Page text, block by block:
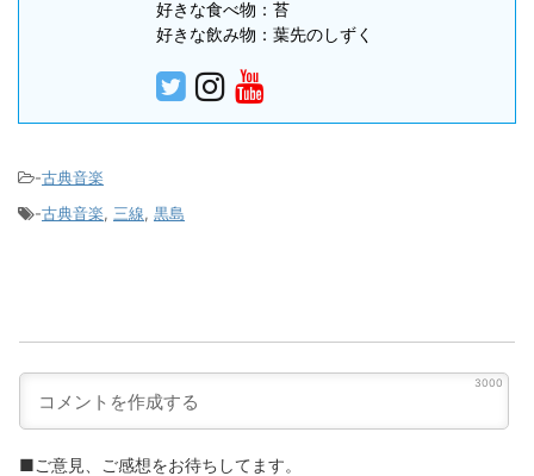
好きな食べ物：苔
好きな飲み物：葉先のしずく
-古典音楽
-古典音楽, 三線, 黒島
3000
■ご意見、ご感想をお待ちしてます。